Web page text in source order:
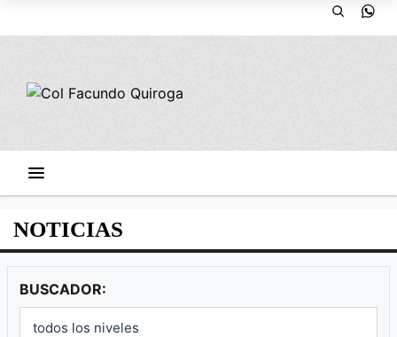
NOTICIAS
BUSCADOR: